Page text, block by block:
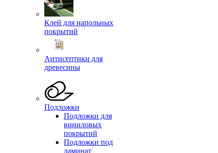
Клей для напольных
покрытий
Антисептики для
древесины
Подложки
Подложки для
виниловых
покрытий
Подложки под
ламинат